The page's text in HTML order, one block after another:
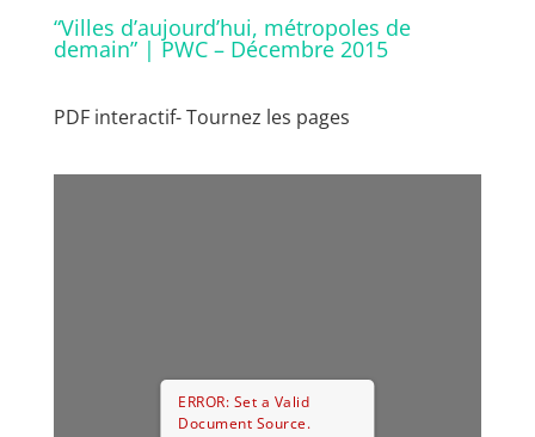
“Villes d’aujourd’hui, métropoles de
demain” | PWC – Décembre 2015
PDF interactif- Tournez les pages
ERROR: Set a Valid
Document Source.